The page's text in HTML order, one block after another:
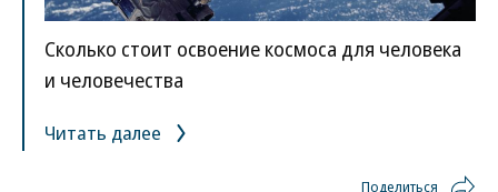
Сколько стоит освоение космоса для человека
и человечества
Читать далее
Поделиться